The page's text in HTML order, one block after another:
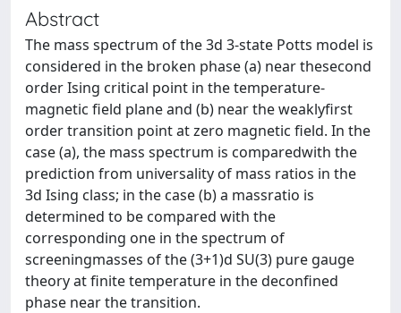
Abstract
The mass spectrum of the 3d 3-state Potts model is
considered in the broken phase (a) near thesecond
order Ising critical point in the temperature-
magnetic field plane and (b) near the weaklyfirst
order transition point at zero magnetic field. In the
case (a), the mass spectrum is comparedwith the
prediction from universality of mass ratios in the
3d Ising class; in the case (b) a massratio is
determined to be compared with the
corresponding one in the spectrum of
screeningmasses of the (3+1)d SU(3) pure gauge
theory at finite temperature in the deconfined
phase near the transition.